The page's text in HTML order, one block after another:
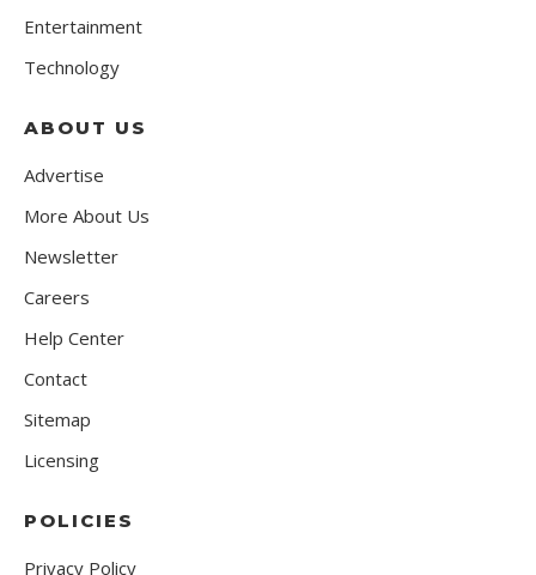
Entertainment
Technology
ABOUT US
Advertise
More About Us
Newsletter
Careers
Help Center
Contact
Sitemap
Licensing
POLICIES
Privacy Policy